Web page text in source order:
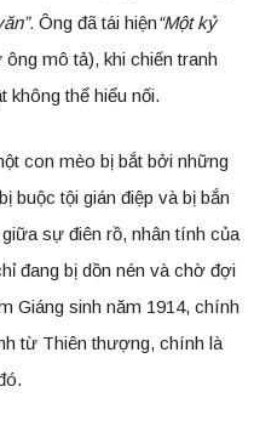
Ông đã tái hiện“Một kỷ
ông mô tả), khi chiến tranh
không thể hiểu nối.
con mèo bị bắt bởi những
buộc tội gián điệp và bị bắn
sự điên rồ, nhân tính của
đang bị dồn nén và chờ đợi
Giáng sinh năm 1914, chính
từ Thiên thượng, chính là